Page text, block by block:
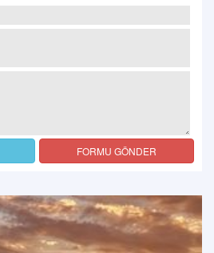
FORMU GÖNDER